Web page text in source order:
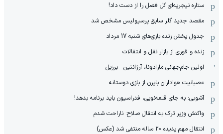
ستاره نیجریه‌ای کل فصل را از دست داد!
مقصد جدید گلر سابق پرسپولیس مشخص شد
جدول پخش زنده بازی‌های شنبه 17 مرداد
زنده و فوری از بازار نقل و انتقالات
اولین جام‌جهانی مارادونا، آرژانتین - برزیل
عصبانیت هواداران بایرن از بازی دوستانه
آشوبی: به جای قلعه‌نویی، فدراسیون باید برنامه بدهد!
واکنش وزیر ترک به انتقال صلاح: ناراحت شدم
انتقال مهم پدیده 20 ساله منتفی شد (عکس)